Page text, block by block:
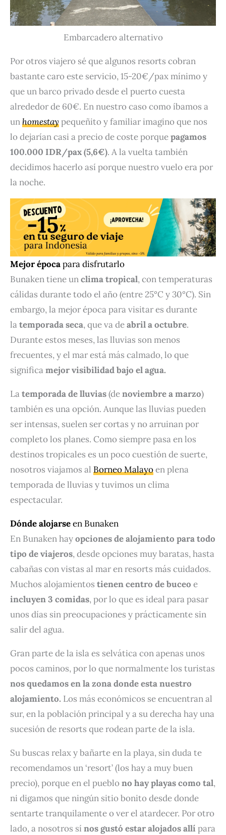
Embarcadero alternativo
Por otros viajero sé que algunos resorts cobran
bastante caro este servicio, 15-20€/pax mínimo y
que un barco privado desde el puerto cuesta
alrededor de 60€. En nuestro caso como íbamos a
unhomestaypequeñito y familiar imagino que nos
lo dejarían casi a precio de coste porquepagamos
100.000 IDR/pax (5,6€). A la vuelta también
decidimos hacerlo así porque nuestro vuelo era por
la noche.
Mejor épocapara disfrutarlo
Bunaken tiene unclima tropical, con temperaturas
cálidas durante todo el año (entre 25°C y 30°C). Sin
embargo, la mejor época para visitar es durante
latemporada seca, que va deabril a octubre.
Durante estos meses, las lluvias son menos
frecuentes, y el mar está más calmado, lo que
significamejor visibilidad bajo el agua.
Latemporada de lluvias(denoviembre a marzo)
también es una opción. Aunque las lluvias pueden
ser intensas, suelen ser cortas y no arruinan por
completo los planes. Como siempre pasa en los
destinos tropicales es un poco cuestión de suerte,
nosotros viajamos al Borneo Malayoen plena
temporada de lluvias y tuvimos un clima
espectacular.
Dónde alojarseen Bunaken
En Bunaken hayopciones de alojamiento para todo
tipo de viajeros, desde opciones muy baratas, hasta
cabañas con vistas al mar en resorts más cuidados.
Muchos alojamientos tienen centro de buceo e
incluyen 3 comidas, por lo que es ideal para pasar
unos días sin preocupaciones y prácticamente sin
salir del agua.
Gran parte de la isla es selvática con apenas unos
pocos caminos, por lo que normalmente los turistas
nos quedamos en la zona donde esta nuestro
alojamiento. Los más económicos se encuentran al
sur, en la población principal y a su derecha hay una
sucesión de resorts que rodean parte de la isla.
Su buscas relax y bañarte en la playa, sin duda te
recomendamos un ‘resort’ (los hay a muy buen
precio), porque en el pueblono hay playas como tal,
ni digamos que ningún sitio bonito desde donde
sentarte tranquilamente o ver el atardecer. Por otro
lado, a nosotros sí nos gustó estar alojados allí para